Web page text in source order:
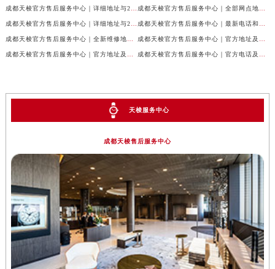
成都天梭官方售后服务中心｜详细地址与24小时客服热线权威信息公示（2026年7月最新） 成都天梭官方售后服务中心｜全部网点地址与售后热线权威信息公示（2026年7月最新）
成都天梭官方售后服务中心｜详细地址与24小时客服电话权威信息公示（2026年7月最新） 成都天梭官方售后服务中心｜最新电话和网点地址权威信息公示（2026年7月最新）
成都天梭官方售后服务中心｜全新维修地址和客服热线权威信息公示（2026年7月最新） 成都天梭官方售后服务中心｜官方地址及售后热线电话权威信息公示（2026年7月最新）
成都天梭官方售后服务中心｜官方地址及售后热线权威信息公示（2026年7月最新） 成都天梭官方售后服务中心｜官方电话及详细维修地址权威信息公示（2026年7月最新）
天梭服务中心
成都天梭售后服务中心